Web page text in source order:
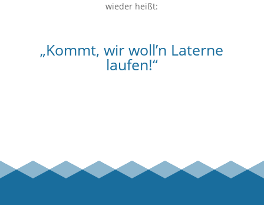
wieder heißt:
„Kommt, wir woll’n Laterne
laufen!“